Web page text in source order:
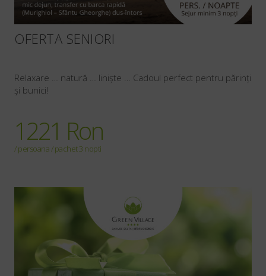
OFERTA SENIORI
Relaxare … natură … liniște … Cadoul perfect pentru părinți
și bunici!
1221 Ron
/ persoana / pachet 3 nopti